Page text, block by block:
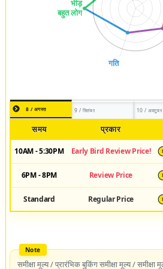
8 / अगस्त 9 / सितंबर 10 / अक्टूबर
समय प्रकार
10AM - 5:30PM Early Bird Review Price!
6PM - 8PM Review Price
Standard Regular Price
समीक्षा मूल्य / प्रारंभिक बुकिंग समीक्षा मूल्य /